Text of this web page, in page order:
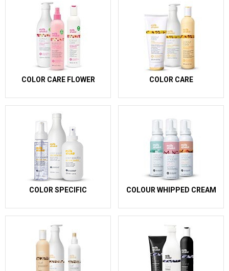
COLOR CARE FLOWER COLOR CARE
COLOR SPECIFIC COLOUR WHIPPED CREAM